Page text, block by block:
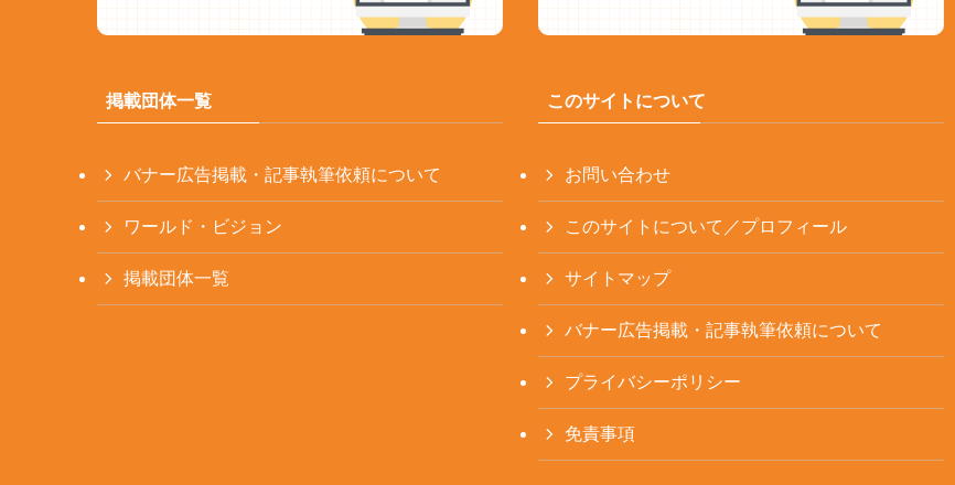
掲載団体一覧
バナー広告掲載・記事執筆依頼について
ワールド・ビジョン
掲載団体一覧
このサイトについて
お問い合わせ
このサイトについて／プロフィール
サイトマップ
バナー広告掲載・記事執筆依頼について
プライバシーポリシー
免責事項